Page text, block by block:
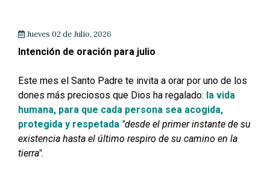
Jueves 02 de Julio, 2026
Intención de oración para julio
Este mes el Santo Padre te invita a orar por uno de los
dones más preciosos que Dios ha regalado: la vida
humana, para que cada persona sea acogida,
protegida y respetada "desde el primer instante de su
existencia hasta el último respiro de su camino en la
tierra".